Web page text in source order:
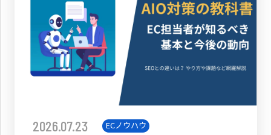
2026.07.23 ECノウハウ